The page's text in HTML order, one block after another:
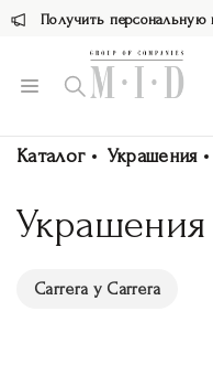
Получить персональную
Каталог Украшения
Украшения
Carrera y Carrera